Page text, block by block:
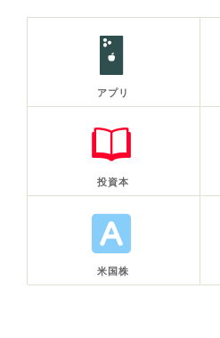
アプリ
投資本
米国株